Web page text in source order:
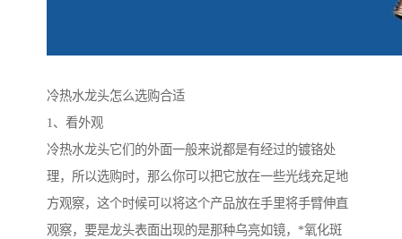
冷热水龙头怎么选购合适
1、看外观
冷热水龙头它们的外面一般来说都是有经过的镀铬处
理，所以选购时，那么你可以把它放在一些光线充足地
方观察，这个时候可以将这个产品放在手里将手臂伸直
观察，要是龙头表面出现的是那种乌亮如镜，*氧化斑